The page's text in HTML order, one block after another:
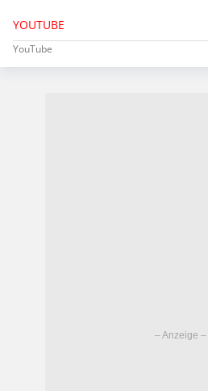
YOUTUBE
YouTube